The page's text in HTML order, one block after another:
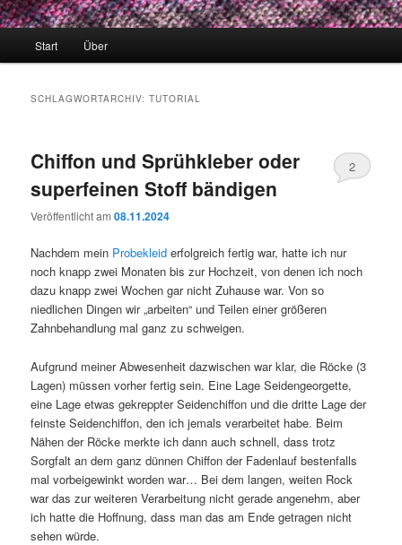
Start Über
SCHLAGWORTARCHIV:TUTORIAL
Chiffon und Sprühkleber oder
superfeinen Stoff bändigen
Veröffentlicht am08.11.2024
2
Nachdem mein Probekleid erfolgreich fertig war, hatte ich nur
noch knapp zwei Monaten bis zur Hochzeit, von denen ich noch
dazu knapp zwei Wochen gar nicht Zuhause war. Von so
niedlichen Dingen wir „arbeiten“ und Teilen einer größeren
Zahnbehandlung mal ganz zu schweigen.
Aufgrund meiner Abwesenheit dazwischen war klar, die Röcke (3
Lagen) müssen vorher fertig sein. Eine Lage Seidengeorgette,
eine Lage etwas gekreppter Seidenchiffon und die dritte Lage der
feinste Seidenchiffon, den ich jemals verarbeitet habe. Beim
Nähen der Röcke merkte ich dann auch schnell, dass trotz
Sorgfalt an dem ganz dünnen Chiffon der Fadenlauf bestenfalls
mal vorbeigewinkt worden war… Bei dem langen, weiten Rock
war das zur weiteren Verarbeitung nicht gerade angenehm, aber
ich hatte die Hoffnung, dass man das am Ende getragen nicht
sehen würde.